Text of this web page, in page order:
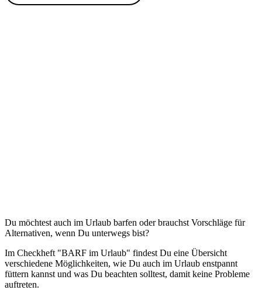
Du möchtest auch im Urlaub barfen oder brauchst Vorschläge für
Alternativen, wenn Du unterwegs bist?
Im Checkheft "BARF im Urlaub" findest Du eine Übersicht
verschiedene Möglichkeiten, wie Du auch im Urlaub enstpannt
füttern kannst und was Du beachten solltest, damit keine Probleme
auftreten.